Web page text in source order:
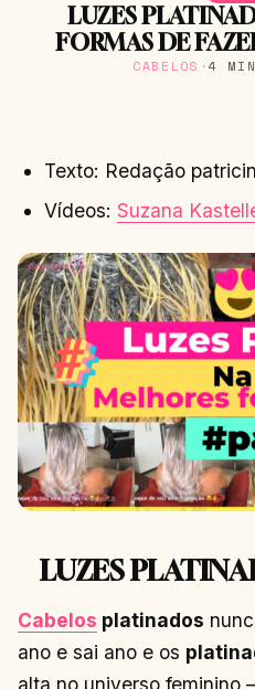
LUZES
FORMAS DE
CABELOS ·4
Texto: Redação
Vídeos:Suzana
LUZES
Cabelos platinados
ano e sai ano e os
alta no universo feminino